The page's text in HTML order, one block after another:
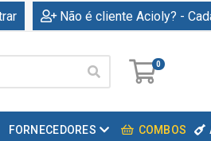
Não é cliente Acioly? -
0
FORNECEDORES COMBOS